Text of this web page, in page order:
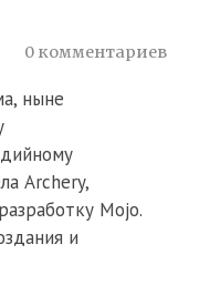
0 комментариев
ныне
Archery,
Mojo.
и